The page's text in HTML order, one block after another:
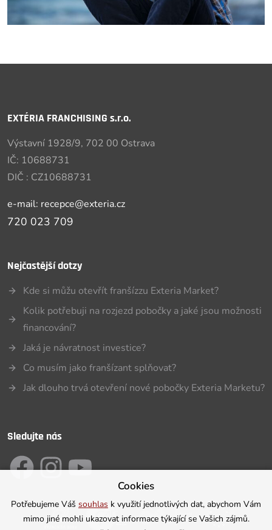
EXTÉRIA FRANCHISING s.r.o.
Výstavní 1928/9, 702 00 Ostrava
IČ: 10688731
DIČ : CZ10688731
e-mail: recepce@exteria.cz
720 023 709
Nejčastější dotzy
Kde si můžu otevřít franšízzu Exteria Market?
Kolik potřebuji na rozjezd pobočky a jaké jsou možnosti
financování?
Jaká je návratnost investice?
Co musím jako franšízant splňovat?
Jak dlouho trvá otevření nové pobočky Exteria Marketu?
Sledujte nás
Cookies
Potřebujeme Váš souhlas k využití jednotlivých dat, abychom Vám
mimo jiné mohli ukazovat informace týkající se Vašich zájmů.